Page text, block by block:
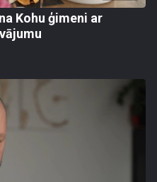
Kohu ģimeni ar